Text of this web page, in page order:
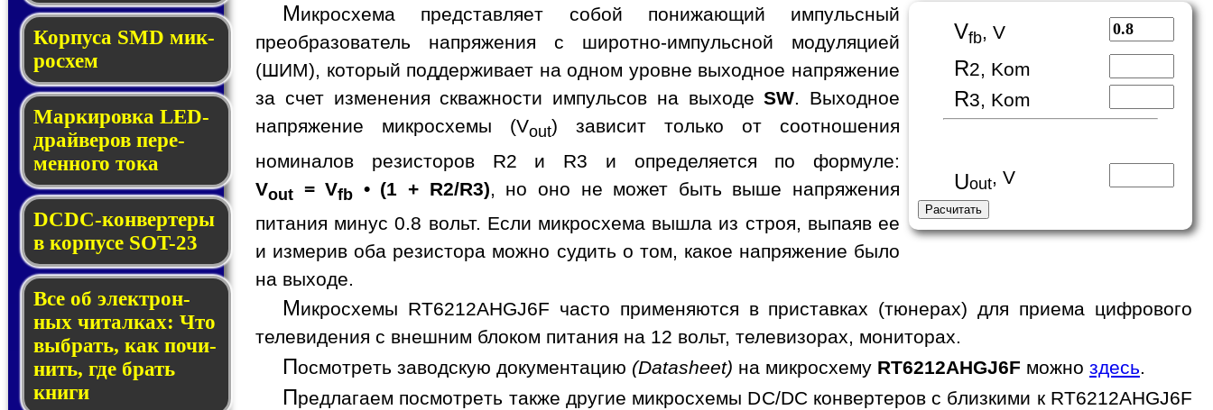
Корпуса SMD мик­
ро­схем
Маркировка LED-
драй­ве­ров пе­ре­
мен­но­го то­ка
DCDC-кон­вер­те­ры
в кор­пу­се SOT-23
Все об элек­трон­
ных чи­тал­ках: Что
выб­рать, как по­чи­
нить, где брать
кни­ги
Vfb, V
R2, Kom
R3, Kom
Uout, V
Микросхема представляет собой понижающий импульсный
преобразователь напряжения с широтно-импульсной модуляцией
(ШИМ), который поддерживает на одном уровне выходное напряжение
за счет изменения скважности импульсов на выходеSW. Выходное
напряжение микросхемы (Vout) зависит только от соотношения
номиналов резисторов R2 и R3 и определяется по формуле:
Vout = Vfb • (1 + R2/R3) , но оно не может быть выше напряжения
питания минус 0.8 вольт. Если микросхема вышла из строя, выпаяв ее
и измерив оба резистора можно судить о том, какое напряжение было
на выходе.
Микросхемы RT6212AHGJ6F часто применяются в приставках (тюнерах) для приема цифрового
телевидения с внешним блоком питания на 12 вольт, телевизорах, мониторах.
Посмотреть заводскую документацию (Datasheet) на микросхему RT6212AHGJ6F можно здесь.
Предлагаем посмотреть также другие микросхемы DC/DC конвертеров с близкими к RT6212AHGJ6F